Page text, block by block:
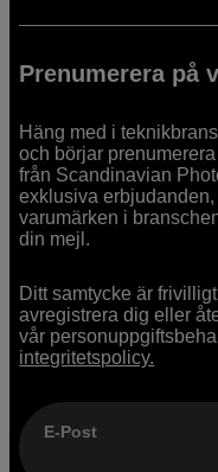
Prenumerera på
Häng med i
och börjar
från Scandinavian
exklusiva
varumärken i
din mejl.
Ditt samtycke är
avregistrera dig eller
vår
integritetspolicy.
E-Post